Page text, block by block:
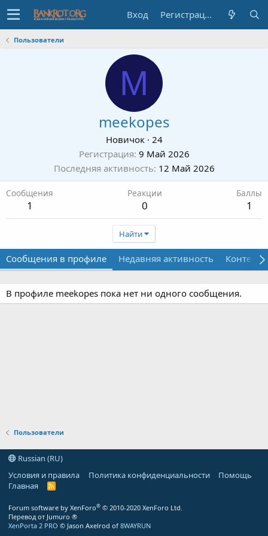
Вход Регистрация
Пользователи
M
meekopes
Новичок · 24
Регистрация 9 Май 2026
Последняя активность 12 Май 2026
Сообщения
1
Реакции
0
Баллы
1
Найти
Сообщения в профиле Недавняя активность Контент
В профиле meekopes пока нет ни одного сообщения.
Пользователи
Russian (RU)
Условия и правила
Политика конфиденциальности
Помощь
Главная
R
Forum software by XenForo® © 2010-2020 XenForo Ltd.
Перевод от Jumuro ®
XenPorta 2 PRO © Jason Axelrod of 8WAYRUN